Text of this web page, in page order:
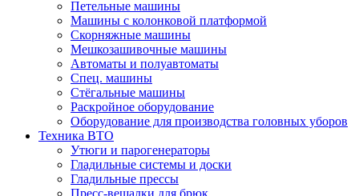
Петельные машины
Машины с колонковой платформой
Cкорняжные машины
Мешкозашивочные машины
Автоматы и полуавтоматы
Спец. машины
Стёгальные машины
Раскройное оборудование
Оборудование для производства головных уборов
Техника ВТО
Утюги и парогенераторы
Гладильные системы и доски
Гладильные прессы